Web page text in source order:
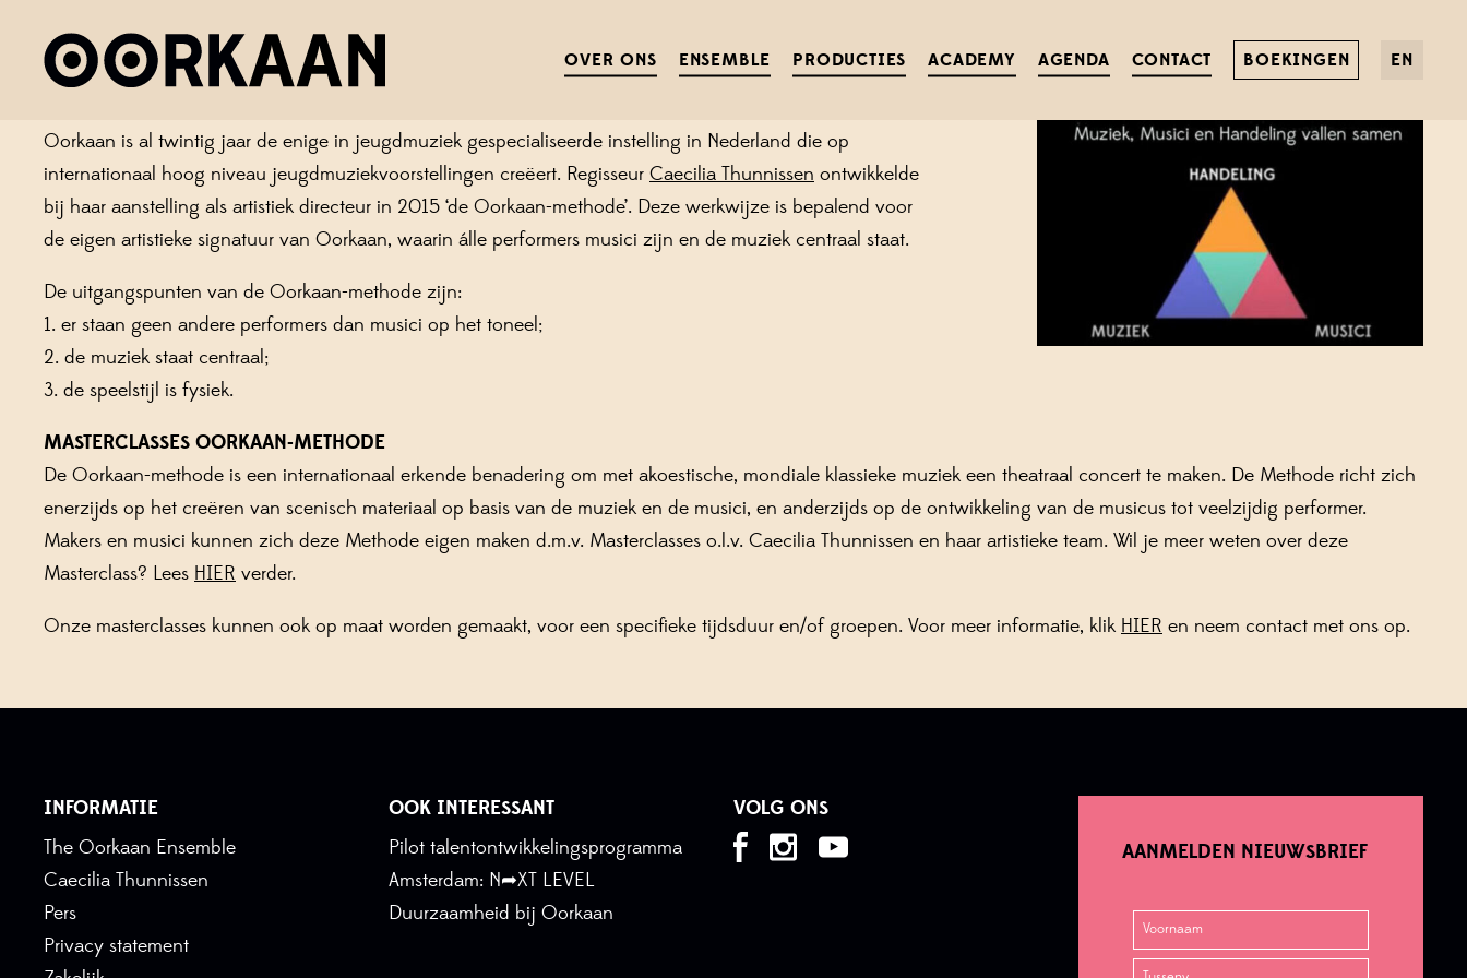
OVER ONS ENSEMBLE PRODUCTIES ACADEMY AGENDA CONTACT BOEKINGEN EN
OORKAAN-METHODE
OORKAAN-METHODE
Oorkaan is al twintig jaar de enige in jeugdmuziek gespecialiseerde instelling in Nederland die op
internationaal hoog niveau jeugdmuziekvoorstellingen creëert. Regisseur Caecilia Thunnissen ontwikkelde
bij haar aanstelling als artistiek directeur in 2015 ‘de Oorkaan-methode’. Deze werkwijze is bepalend voor
de eigen artistieke signatuur van Oorkaan, waarin álle performers musici zijn en de muziek centraal staat.
De uitgangspunten van de Oorkaan-methode zijn:
1. er staan geen andere performers dan musici op het toneel;
2. de muziek staat centraal;
3. de speelstijl is fysiek.
MASTERCLASSES OORKAAN-METHODE
De Oorkaan-methode is een internationaal erkende benadering om met akoestische, mondiale klassieke muziek een theatraal concert te maken. De Methode richt zich
enerzijds op het creëren van scenisch materiaal op basis van de muziek en de musici, en anderzijds op de ontwikkeling van de musicus tot veelzijdig performer.
Makers en musici kunnen zich deze Methode eigen maken d.m.v. Masterclasses o.l.v. Caecilia Thunnissen en haar artistieke team. Wil je meer weten over deze
Masterclass? Lees HIER verder.
Onze masterclasses kunnen ook op maat worden gemaakt, voor een specifieke tijdsduur en/of groepen. Voor meer informatie, klik HIER en neem contact met ons op.
INFORMATIE
The Oorkaan Ensemble
Caecilia Thunnissen
Pers
Privacy statement
OOK INTERESSANT
Pilot talentontwikkelingsprogramma
Amsterdam: N➦XT LEVEL
Duurzaamheid bij Oorkaan
VOLG ONS
AANMELDEN NIEUWSBRIEF